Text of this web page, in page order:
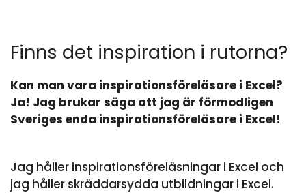
Finns det inspiration i rutorna?
Kan man vara inspirationsföreläsare i Excel?
Ja! Jag brukar säga att jag är förmodligen
Sveriges enda inspirationsföreläsare i Excel!
Jag håller inspirationsföreläsningar i Excel och
jag håller skräddarsydda utbildningar i Excel.